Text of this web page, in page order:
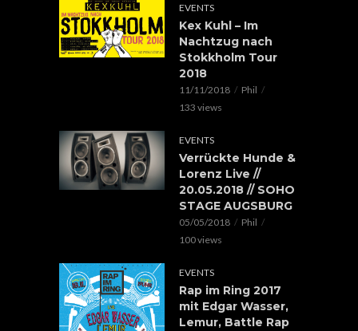
EVENTS
Kex Kuhl – Im
Nachtzug nach
Stokkholm Tour
2018
11/11/2018
Phil
133 views
EVENTS
Verrückte Hunde &
Lorenz Live //
20.05.2018 // SOHO
STAGE AUGSBURG
05/05/2018
Phil
100 views
EVENTS
Rap im Ring 2017
mit Edgar Wasser,
Lemur, Battle Rap